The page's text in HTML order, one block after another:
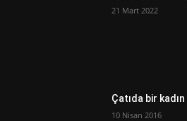
21 Mart 2022
Çatıda bir kadın
10 Nisan 2016